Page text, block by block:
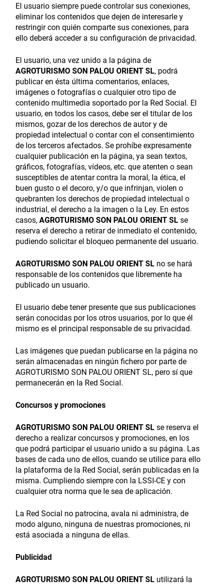
El usuario siempre puede controlar sus conexiones,
eliminar los contenidos que dejen de interesarle y
restringir con quién comparte sus conexiones, para
ello deberá acceder a su configuración de privacidad.
El usuario, una vez unido a la página de
AGROTURISMO SON PALOU ORIENT SL, podrá
publicar en ésta última comentarios, enlaces,
imágenes o fotografías o cualquier otro tipo de
contenido multimedia soportado por la Red Social. El
usuario, en todos los casos, debe ser el titular de los
mismos, gozar de los derechos de autor y de
propiedad intelectual o contar con el consentimiento
de los terceros afectados. Se prohíbe expresamente
cualquier publicación en la página, ya sean textos,
gráficos, fotografías, vídeos, etc. que atenten o sean
susceptibles de atentar contra la moral, la ética, el
buen gusto o el decoro, y/o que infrinjan, violen o
quebranten los derechos de propiedad intelectual o
industrial, el derecho a la imagen o la Ley. En estos
casos, AGROTURISMO SON PALOU ORIENT SL se
reserva el derecho a retirar de inmediato el contenido,
pudiendo solicitar el bloqueo permanente del usuario.
AGROTURISMO SON PALOU ORIENT SL no se hará
responsable de los contenidos que libremente ha
publicado un usuario.
El usuario debe tener presente que sus publicaciones
serán conocidas por los otros usuarios, por lo que él
mismo es el principal responsable de su privacidad.
Las imágenes que puedan publicarse en la página no
serán almacenadas en ningún fichero por parte de
AGROTURISMO SON PALOU ORIENT SL, pero sí que
permanecerán en la Red Social.
Concursos y promociones
AGROTURISMO SON PALOU ORIENT SL se reserva el
derecho a realizar concursos y promociones, en los
que podrá participar el usuario unido a su página. Las
bases de cada uno de ellos, cuando se utilice para ello
la plataforma de la Red Social, serán publicadas en la
misma. Cumpliendo siempre con la LSSI-CE y con
cualquier otra norma que le sea de aplicación.
La Red Social no patrocina, avala ni administra, de
modo alguno, ninguna de nuestras promociones, ni
está asociada a ninguna de ellas.
Publicidad
AGROTURISMO SON PALOU ORIENT SL utilizará la